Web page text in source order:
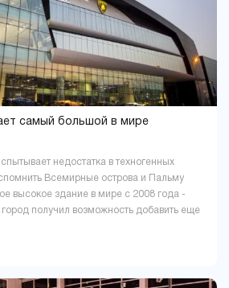
самый большой в мире
недостатка в техногенных
Всемирные острова и Пальму
высокое здание в мире с 2008 года -
получил возможность добавить еще